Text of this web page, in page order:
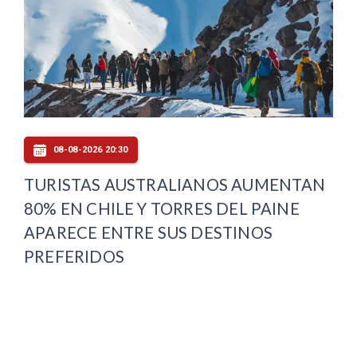
08-08-2026 20:30
TURISTAS AUSTRALIANOS AUMENTAN
80% EN CHILE Y TORRES DEL PAINE
APARECE ENTRE SUS DESTINOS
PREFERIDOS